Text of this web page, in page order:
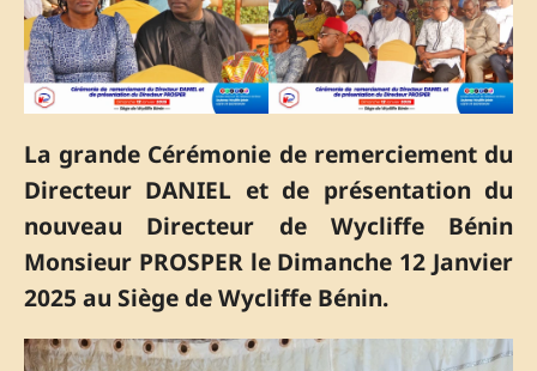
La grande Cérémonie de remerciement du
Directeur DANIEL et de présentation du
nouveau Directeur de Wycliffe Bénin
Monsieur PROSPER le Dimanche 12 Janvier
2025 au Siège de Wycliffe Bénin.